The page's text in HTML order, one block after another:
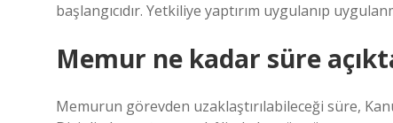
başlangıcıdır. Yetkiliye yaptırım uygulanıp
Memur ne kadar süre
Memurun görevden uzaklaştırılabileceği süre,